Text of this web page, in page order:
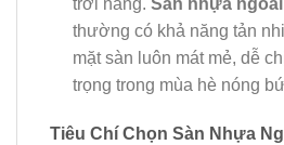
thường có khả năng tản
mặt sàn luôn mát mẻ, dễ
trọng trong mùa hè nóng
Tiêu Chí Chọn Sàn Nhựa